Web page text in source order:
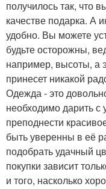
получилось так, что
качестве подарка. А
удобно. Вы можете
будьте осторожны,
например, высоты, а
принесет никакой
Одежда - это
необходимо дарить
преподнести
быть уверенны в её
подобрать удачный
покупки зависит
и того, насколько